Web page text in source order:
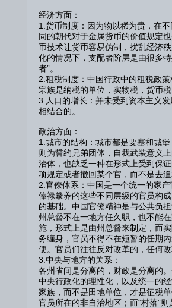
经济方面：
1.货币制度：因为物以稀为贵，在
同的朝代对于金属货币的价值规定
币技术让货币容易伪制，扰乱经济
化的情况下，支配者阶层是由很多
者”。
2.租税制度：中国行政中的租税政
宗族是纳税的单位，实物税，货币税
3.人口的增长：并未受到资本主义
相结合的。
政治方面：
1.城市的结构：城市都是要塞和城
则为誓约兄弟团体，自我武装意义
治体，也缺乏一种在形式上受到保
项规定或者撤回某个官，而不是去
2.官僚体系：中国是一个统一的家
俸禄豢养的这些不同层级的官员构
的基础。中国官僚精神是与公共负
州总督不在一地方任久职，也不能
施，形式上是由州总督来制定，而
务缠身，官员不得不在短暂的任期
便。官员们往往反对改革的，任何
3.中央与地方的关系：
各州省间是分离的，财政是分离的
中央行政化的理性化，以及统一的
家族，而不是田地单位，才是征税
官员所在的非自治地区；而“村落”